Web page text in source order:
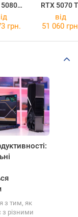
5080
OC
RTX 5070
OC
грн.
від
51 060
з тим, як
з різними